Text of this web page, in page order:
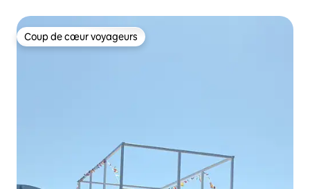
Coup de cœur voyageurs
Coup de cœur voyageurs